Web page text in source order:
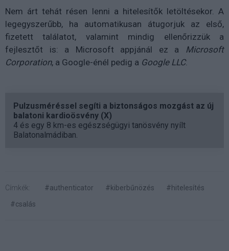
Nem árt tehát résen lenni a hitelesítők letöltésekor. A
legegyszerűbb, ha automatikusan átugorjuk az első,
fizetett találatot, valamint mindig ellenőrizzük a
fejlesztőt is: a Microsoft appjánál ez a Microsoft
Corporation, a Google-énél pedig a Google LLC.
Pulzusméréssel segíti a biztonságos mozgást az új
balatoni kardioösvény (X)
4 és egy 8 km-es egészségügyi tanösvény nyílt
Balatonalmádiban.
Címkék: #authenticator #kiberbűnözés
#hitelesítés
#csalás